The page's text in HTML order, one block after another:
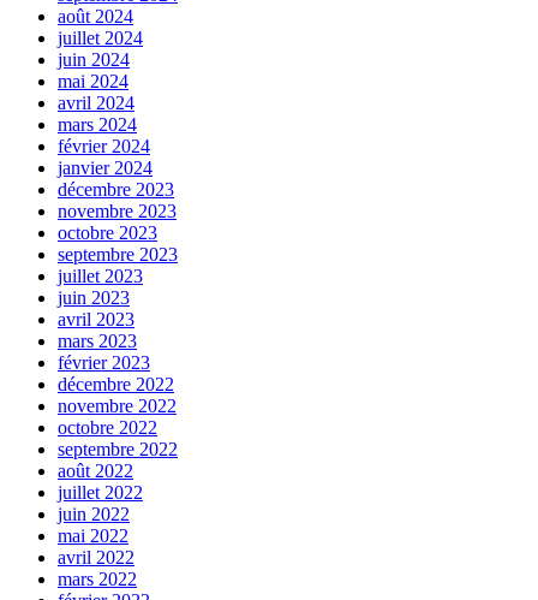
août 2024
juillet 2024
juin 2024
mai 2024
avril 2024
mars 2024
février 2024
janvier 2024
décembre 2023
novembre 2023
octobre 2023
septembre 2023
juillet 2023
juin 2023
avril 2023
mars 2023
février 2023
décembre 2022
novembre 2022
octobre 2022
septembre 2022
août 2022
juillet 2022
juin 2022
mai 2022
avril 2022
mars 2022